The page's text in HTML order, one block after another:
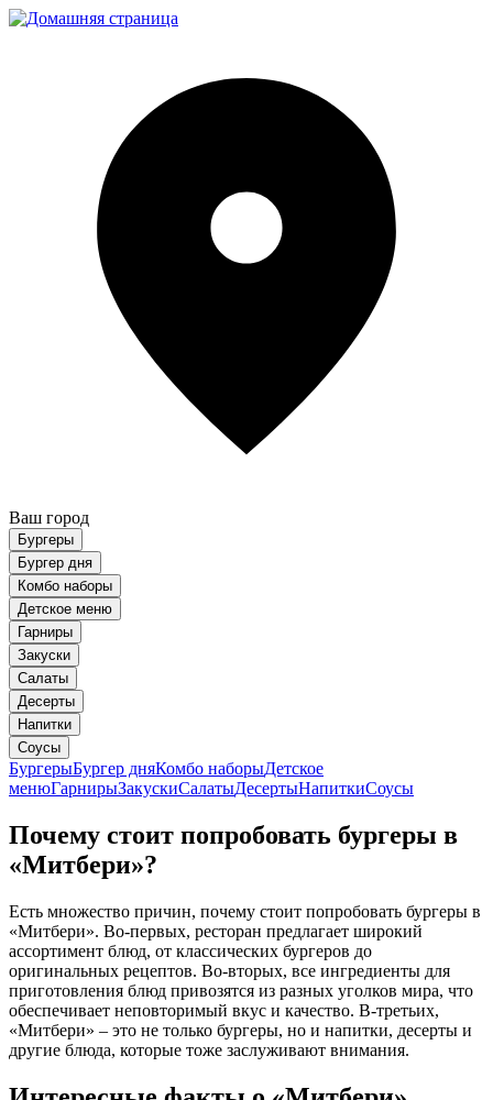
Ваш город
Бургеры
Бургер дня
Комбо наборы
Детское меню
Гарниры
Закуски
Салаты
Десерты
Напитки
Соусы
БургерыБургер дняКомбо наборыДетское
менюГарнирыЗакускиСалатыДесертыНапиткиСоусы
Почему стоит попробовать бургеры в
«Митбери»?
Есть множество причин, почему стоит попробовать бургеры в
«Митбери». Во-первых, ресторан предлагает широкий
ассортимент блюд, от классических бургеров до
оригинальных рецептов. Во-вторых, все ингредиенты для
приготовления блюд привозятся из разных уголков мира, что
обеспечивает неповторимый вкус и качество. В-третьих,
«Митбери» – это не только бургеры, но и напитки, десерты и
другие блюда, которые тоже заслуживают внимания.